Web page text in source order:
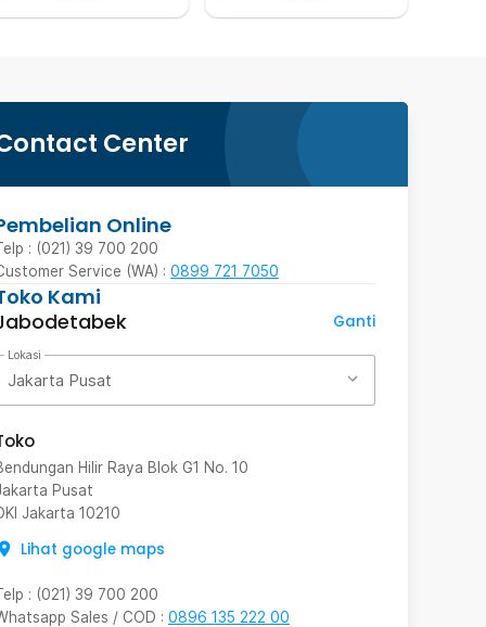
Center
Online
: (021) 39 700 200
Service (WA) : 0899 721 7050
Kami
Ganti
Lokasi
Jakarta Pusat
Hilir Raya Blok G1 No. 10
Pusat
Jakarta 10210
Lihat google maps
: (021) 39 700 200
Sales / COD : 0896 135 222 00